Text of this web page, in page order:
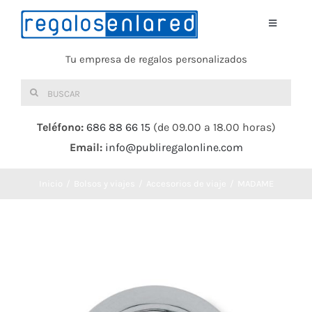
Saltar
Toggle
Tu empresa de regalos personalizados
Buscar:
Teléfono: 686 88 66 15 (de 09.00 a 18.00 horas)
Email: info@publiregalonline.com